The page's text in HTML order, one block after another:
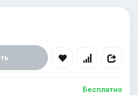
Бесплатно